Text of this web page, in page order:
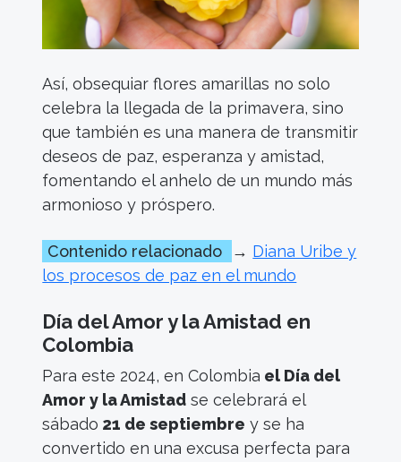
Así, obsequiar flores amarillas no solo
celebra la llegada de la primavera, sino
que también es una manera de transmitir
deseos de paz, esperanza y amistad,
fomentando el anhelo de un mundo más
armonioso y próspero.
Contenido relacionado → Diana Uribe y
los procesos de paz en el mundo
Día del Amor y la Amistad en
Colombia
Para este 2024, en Colombia el Día del
Amor y la Amistad se celebrará el
sábado 21 de septiembre y se ha
convertido en una excusa perfecta para